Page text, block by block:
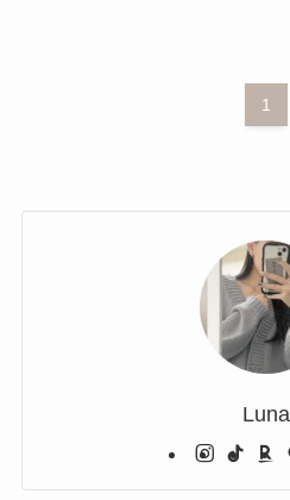
1
Luna